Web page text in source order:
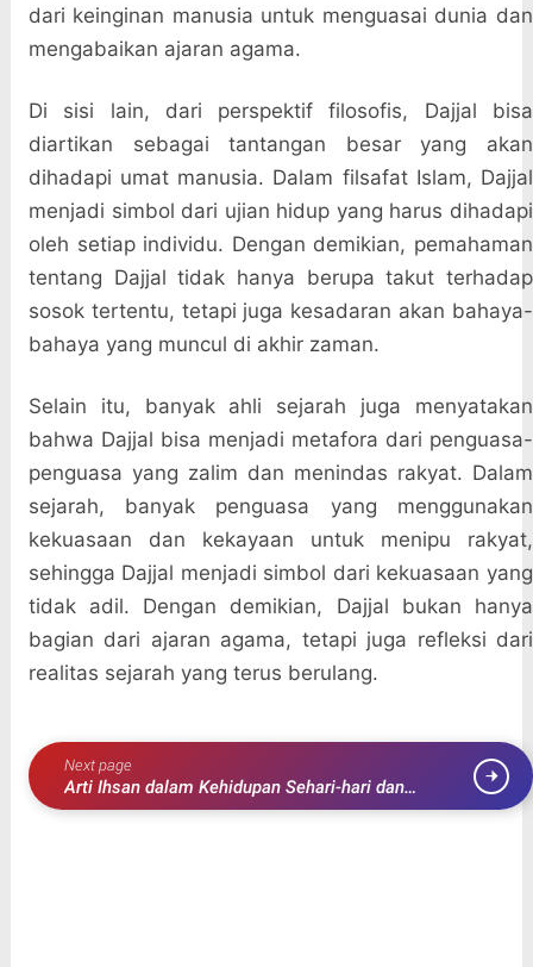
dari keinginan manusia untuk menguasai dunia dan
mengabaikan ajaran agama.
Di sisi lain, dari perspektif filosofis, Dajjal bisa
diartikan sebagai tantangan besar yang akan
dihadapi umat manusia. Dalam filsafat Islam, Dajjal
menjadi simbol dari ujian hidup yang harus dihadapi
oleh setiap individu. Dengan demikian, pemahaman
tentang Dajjal tidak hanya berupa takut terhadap
sosok tertentu, tetapi juga kesadaran akan bahaya-
bahaya yang muncul di akhir zaman.
Selain itu, banyak ahli sejarah juga menyatakan
bahwa Dajjal bisa menjadi metafora dari penguasa-
penguasa yang zalim dan menindas rakyat. Dalam
sejarah, banyak penguasa yang menggunakan
kekuasaan dan kekayaan untuk menipu rakyat,
sehingga Dajjal menjadi simbol dari kekuasaan yang
tidak adil. Dengan demikian, Dajjal bukan hanya
bagian dari ajaran agama, tetapi juga refleksi dari
realitas sejarah yang terus berulang.
Next page
Arti Ihsan dalam Kehidupan Sehari-hari dan
Maknanya dalam Agama Islam